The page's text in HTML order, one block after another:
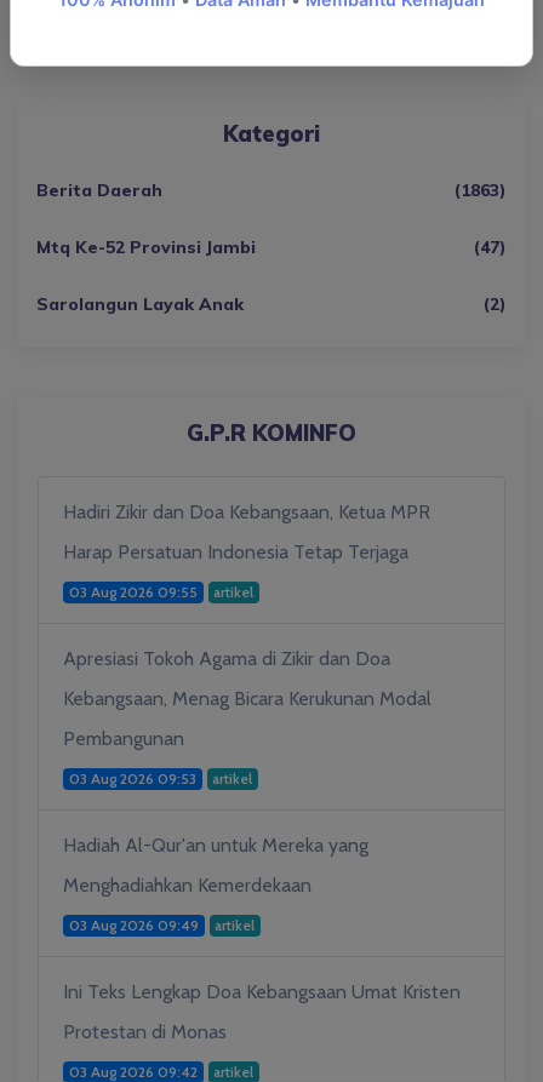
ARTIKEL 14 JUL, 2024
Kategori
Berita Daerah (1863)
Mtq Ke-52 Provinsi Jambi (47)
Sarolangun Layak Anak (2)
G.P.R KOMINFO
Hadiri Zikir dan Doa Kebangsaan, Ketua MPR
Harap Persatuan Indonesia Tetap Terjaga
03 Aug 2026 09:55 artikel
Apresiasi Tokoh Agama di Zikir dan Doa
Kebangsaan, Menag Bicara Kerukunan Modal
Pembangunan
03 Aug 2026 09:53 artikel
Hadiah Al-Qur'an untuk Mereka yang
Menghadiahkan Kemerdekaan
03 Aug 2026 09:49 artikel
Ini Teks Lengkap Doa Kebangsaan Umat Kristen
Protestan di Monas
03 Aug 2026 09:42 artikel